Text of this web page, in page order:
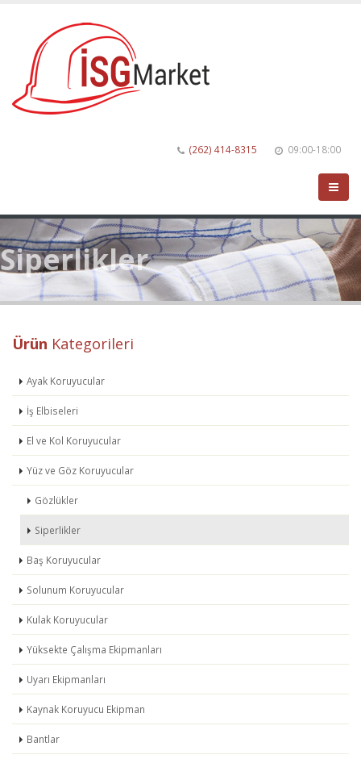
(262) 414-8315 09:00-18:00
Siperlikler
Ürün Kategorileri
Ayak Koruyucular
İş Elbiseleri
El ve Kol Koruyucular
Yüz ve Göz Koruyucular
Gözlükler
Siperlikler
Baş Koruyucular
Solunum Koruyucular
Kulak Koruyucular
Yüksekte Çalışma Ekipmanları
Uyarı Ekipmanları
Kaynak Koruyucu Ekipman
Bantlar